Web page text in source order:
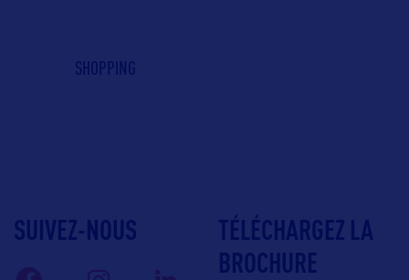
SHOPPING
SUIVEZ-NOUS
TÉLÉCHARGEZ LA
BROCHURE